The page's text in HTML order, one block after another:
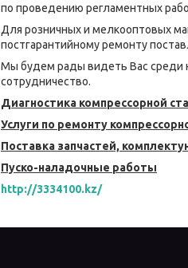
по проведению регламентных
Для розничных и мелкооптовых
постгарантийному ремонту
Мы будем рады видеть Вас среди
сотрудничество.
Диагностика компрессорной
Услуги по ремонту
Поставка запчастей,
Пуско-наладочные работы
http://3334100.kz/